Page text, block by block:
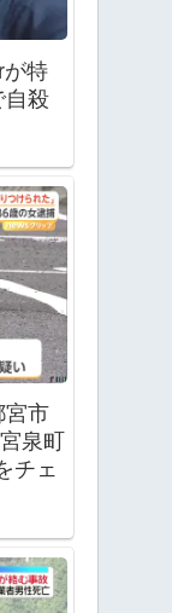
が特
自殺
宮市
泉町
チェ